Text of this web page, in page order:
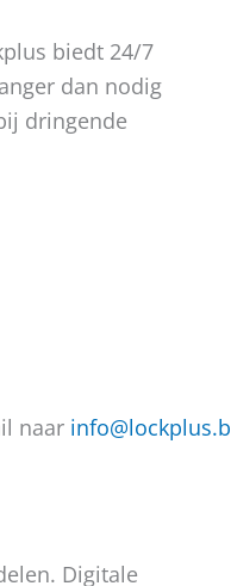
biedt 24/7
dan nodig
dringende
naar
Digitale